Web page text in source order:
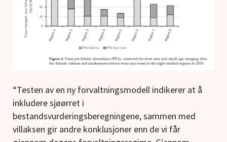
“Testen av en ny forvaltningsmodell indikerer at å
inkludere sjøørret i
bestandsvurderingsberegningene, sammen med
villaksen gir andre konklusjoner enn de vi får